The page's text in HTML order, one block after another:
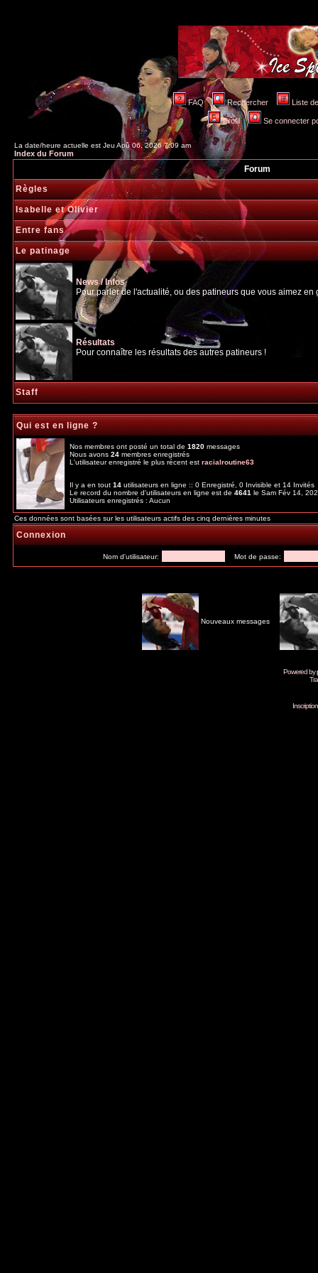
FAQ Rechercher Liste
Profil Se connecter
La date/heure actuelle est Jeu Aoû 06, 2026 7:09 am
Index du Forum
Forum
Règles
Isabelle et Olivier
Entre fans
Le patinage
News / Infos
Pour parler de l'actualité, ou des patineurs que vous aimez
Résultats
Pour connaître les résultats des autres patineurs !
Staff
Qui est en ligne ?
Nos membres ont posté un total de 1820 messages
Nous avons 24 membres enregistrés
L'utilisateur enregistré le plus récent est racialroutine63
Il y a en tout 14 utilisateurs en ligne :: 0 Enregistré, 0 Invisible et 14
Le record du nombre d'utilisateurs en ligne est de 4641 le Sam Fév 14,
Utilisateurs enregistrés : Aucun
Ces données sont basées sur les utilisateurs actifs des cinq dernières minutes
Connexion
Nom d'utilisateur: Mot de passe:
Nouveaux messages
Powered by